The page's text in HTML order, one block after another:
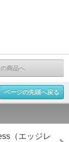
商品へ
ページの先頭へ戻る
（エッジレ